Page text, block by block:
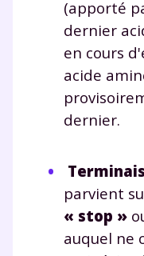
(apporté
dernier
en cours
acide
dernier.
parvient
« stop »
auquel ne
et de
pendant
scolaire !